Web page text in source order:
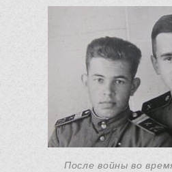
После войны во